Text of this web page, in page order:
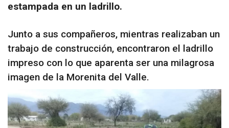
estampada en un ladrillo.
Junto a sus compañeros, mientras realizaban un
trabajo de construcción, encontraron el ladrillo
impreso con lo que aparenta ser una milagrosa
imagen de la Morenita del Valle.